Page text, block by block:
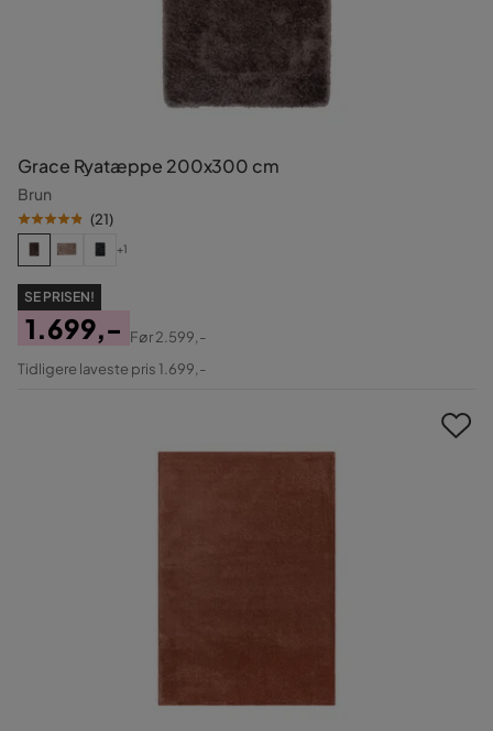
Grace Ryatæppe 200x300 cm
Brun
(21)
+1
SE PRISEN!
Pris
1.699,-
Original
Før2.599,-
Tidligere laveste pris 1.699,-